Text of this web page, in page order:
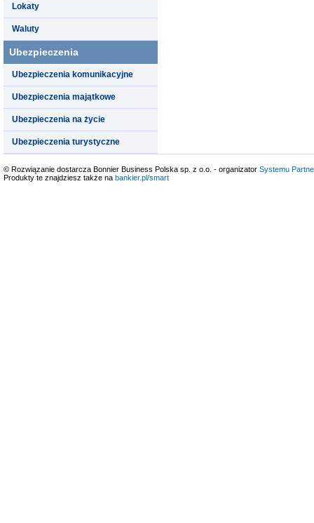
Lokaty
Waluty
Ubezpieczenia
Ubezpieczenia komunikacyjne
Ubezpieczenia majątkowe
Ubezpieczenia na życie
Ubezpieczenia turystyczne
© Rozwiązanie dostarcza Bonnier Business Polska sp. z o.o. - organizator Systemu
Produkty te znajdziesz także na bankier.pl/smart